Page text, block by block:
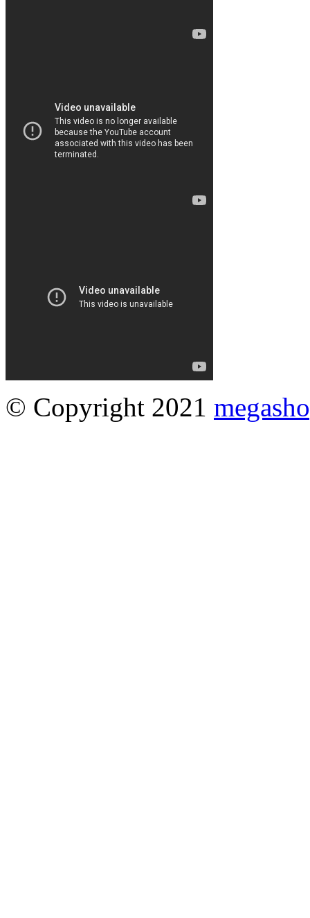
© Copyright 2021